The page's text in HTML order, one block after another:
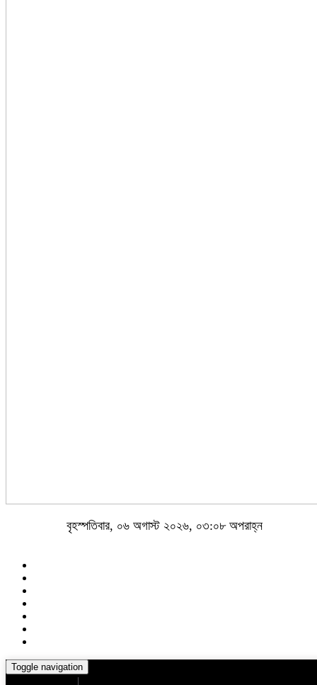
বৃহস্পতিবার, ০৬ অগাস্ট ২০২৬, ০৩:০৮ অপরাহ্ন
Toggle navigation